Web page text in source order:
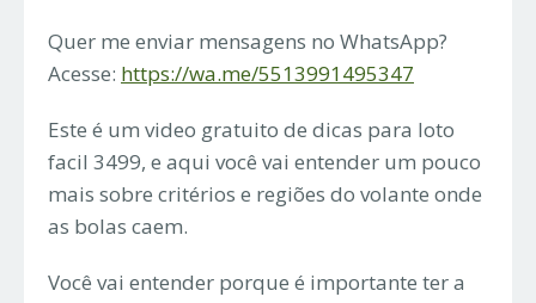
Quer me enviar mensagens no WhatsApp?
Acesse: https://wa.me/5513991495347
Este é um video gratuito de dicas para loto
facil 3499, e aqui você vai entender um pouco
mais sobre critérios e regiões do volante onde
as bolas caem.
Você vai entender porque é importante ter a